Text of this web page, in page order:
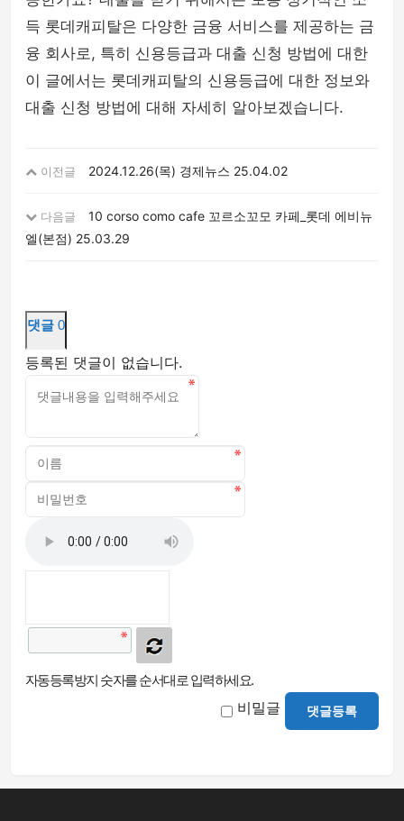
득 롯데캐피탈은 다양한 금융 서비스를 제공하는 금
융 회사로, 특히 신용등급과 대출 신청 방법에 대한
이 글에서는 롯데캐피탈의 신용등급에 대한 정보와
대출 신청 방법에 대해 자세히 알아보겠습니다.
이전글 2024.12.26(목) 경제뉴스 25.04.02
다음글
10 corso como cafe 꼬르소꼬모 카페_롯데 에비뉴
엘(본점) 25.03.29
댓글 0
등록된 댓글이 없습니다.
자동등록방지 숫자를 순서대로 입력하세요.
비밀글 댓글등록